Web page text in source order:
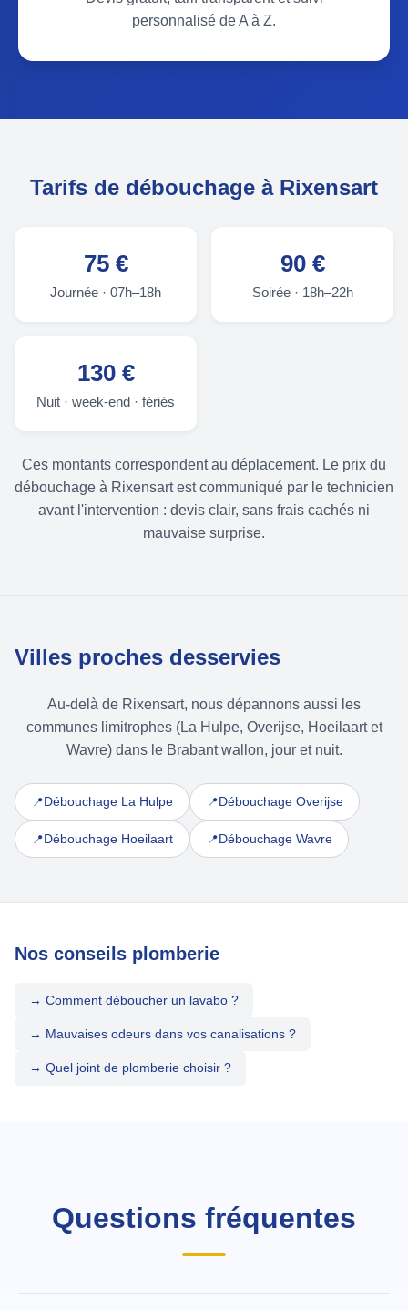
personnalisé de A à Z.
Tarifs de débouchage à Rixensart
75 €
Journée · 07h–18h
90 €
Soirée · 18h–22h
130 €
Nuit · week-end · fériés
Ces montants correspondent au déplacement. Le prix du
débouchage à Rixensart est communiqué par le technicien
avant l'intervention : devis clair, sans frais cachés ni
mauvaise surprise.
Villes proches desservies
Au-delà de Rixensart, nous dépannons aussi les
communes limitrophes (La Hulpe, Overijse, Hoeilaart et
Wavre) dans le Brabant wallon, jour et nuit.
📍Débouchage La Hulpe 📍Débouchage Overijse
📍Débouchage Hoeilaart 📍Débouchage Wavre
Nos conseils plomberie
→ Comment déboucher un lavabo ?
→ Mauvaises odeurs dans vos canalisations ?
→ Quel joint de plomberie choisir ?
Questions fréquentes